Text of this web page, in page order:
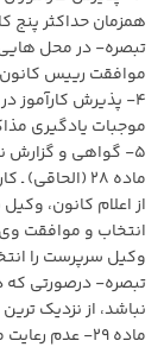
همزمان حداکثر پنج
تبصره- در محل هایی
موافقت رییس
۴- پذیرش کارآموز
موجبات یادگیری
۵- گواهی و گزارش
ماده ۲۸
از اعلام کانون،
انتخاب و موافقت وی
وکیل سرپرست را
تبصره- درصورتی که
نباشد، از نزدیک